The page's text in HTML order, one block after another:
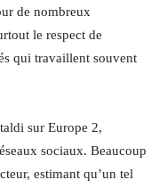
de nombreux
le respect de
qui travaillent souvent
sur Europe 2,
sociaux. Beaucoup
estimant qu’un tel